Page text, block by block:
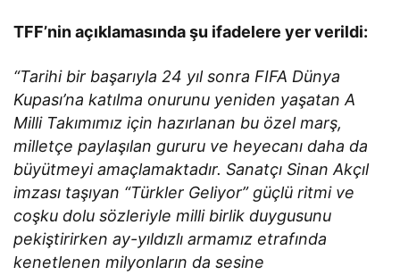
TFF’nin açıklamasında şu ifadelere yer verildi:
“Tarihi bir başarıyla 24 yıl sonra FIFA Dünya
Kupası’na katılma onurunu yeniden yaşatan A
Milli Takımımız için hazırlanan bu özel marş,
milletçe paylaşılan gururu ve heyecanı daha da
büyütmeyi amaçlamaktadır. Sanatçı Sinan Akçıl
imzası taşıyan “Türkler Geliyor” güçlü ritmi ve
coşku dolu sözleriyle milli birlik duygusunu
pekiştirirken ay-yıldızlı armamız etrafında
kenetlenen milyonların da sesine